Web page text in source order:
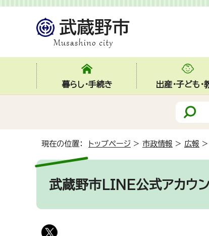
暮らし・手続き 出産・子ども・
現在の位置： トップページ > 市政情報 > 広報 >
武蔵野市LINE公式アカウ